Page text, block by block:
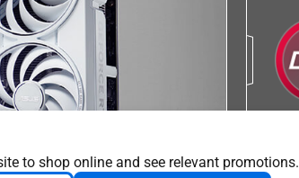
to shop online and see relevant promotions.